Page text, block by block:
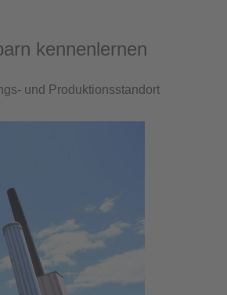
kennenlernen
und Produktionsstandort